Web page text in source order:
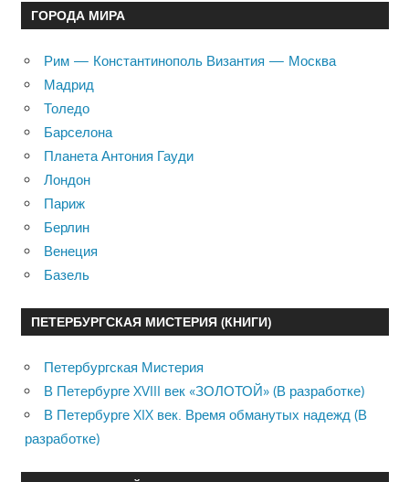
ГОРОДА МИРА
Рим — Константинополь Византия — Москва
Мадрид
Толедо
Барселона
Планета Антония Гауди
Лондон
Париж
Берлин
Венеция
Базель
ПЕТЕРБУРГСКАЯ МИСТЕРИЯ (КНИГИ)
Петербургская Мистерия
В Петербурге XVIII век «ЗОЛОТОЙ» (В разработке)
В Петербурге XIX век. Время обманутых надежд (В
разработке)